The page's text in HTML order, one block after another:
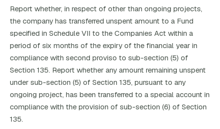
Report whether, in respect of other than ongoing projects,
the company has transferred unspent amount to a Fund
specified in Schedule VII to the Companies Act within a
period of six months of the expiry of the financial year in
compliance with second proviso to sub-section (5) of
Section 135. Report whether any amount remaining unspent
under sub-section (5) of Section 135, pursuant to any
ongoing project, has been transferred to a special account in
compliance with the provision of sub-section (6) of Section
135.